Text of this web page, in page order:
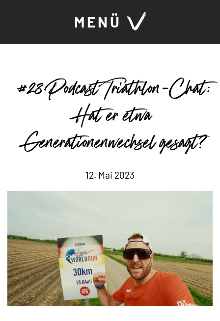
MENÜ
#28 Podcast Triathlon-Chat:
Hat er etwa
Generationenwechsel gesagt?
12. Mai 2023